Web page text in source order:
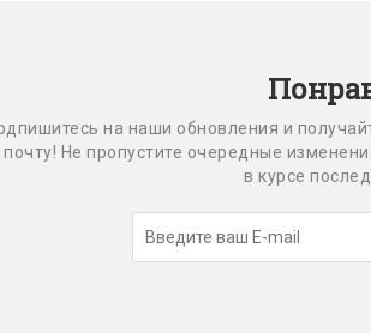
на наши обновления и
почту! Не пропустите очередные
в курсе